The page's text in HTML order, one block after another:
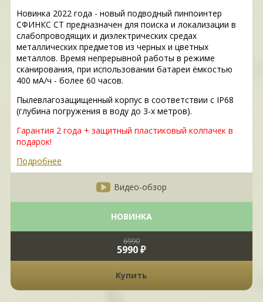
Новинка 2022 года - новый подводный пинпоинтер
СФИНКС СТ предназначен для поиска и локализации в
слабопроводящих и диэлектрических средах
металлических предметов из черных и цветных
металлов. Время непрерывной работы в режиме
сканирования, при использовании батареи ёмкостью
400 мА/ч - более 60 часов.
Пылевлагозащищенный корпус в соответствии с IP68
(глубина погружения в воду до 3-х метров).
Гарантия 2 года + защитный пластиковый колпачек в
подарок!
Подробнее
Видео-обзор
НОВИНКА
6990
5990 ₽
Купить